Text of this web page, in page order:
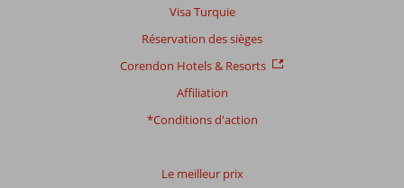
Visa Turquie
Réservation des sièges
Corendon Hotels & Resorts
Affiliation
*Conditions d'action
Le meilleur prix